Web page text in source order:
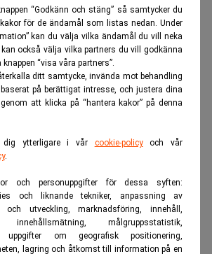
“Godkänn och stäng” så samtycker du
för de ändamål som listas nedan. Under
kan du välja vilka ändamål du vill neka
också välja vilka partners du vill godkänna
“visa våra partners”.
ditt samtycke, invända mot behandling
på berättigat intresse, och justera dina
att klicka på “hantera kakor” på denna
dig ytterligare i vår cookie-policyoch vår
.
och personuppgifter för dessa syften:
och liknande tekniker, anpassning av
och utveckling, marknadsföring, innehåll,
målgruppsstatistik,
uppgifter om geografisk positionering,
lagring och åtkomst till information på en
entreprenörer, investerare och